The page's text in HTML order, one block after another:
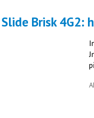
Brisk